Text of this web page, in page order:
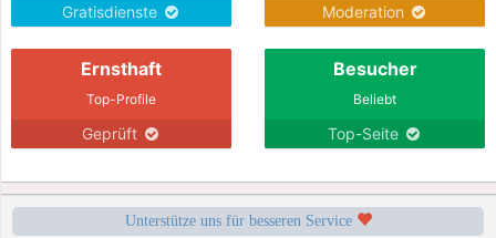
Gratisdienste Moderation
Ernsthaft
Top-Profile
Geprüft
Besucher
Beliebt
Top-Seite
Unterstütze uns für besseren Service